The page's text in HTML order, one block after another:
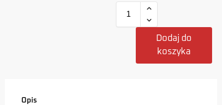
Dodaj do
koszyka
Opis